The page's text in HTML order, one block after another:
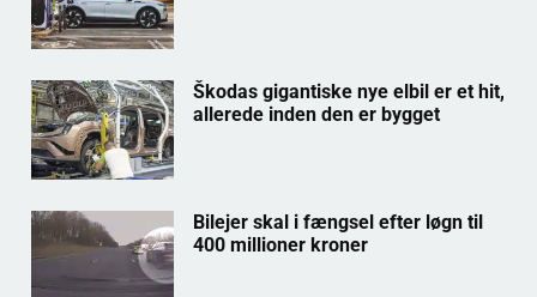
Škodas gigantiske nye elbil er et hit,
allerede inden den er bygget
Bilejer skal i fængsel efter løgn til
400 millioner kroner